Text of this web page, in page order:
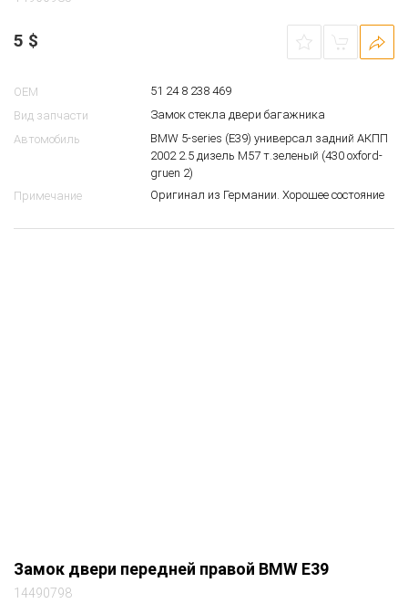
5 $
OEM
51 24 8 238 469
Вид запчасти
Замок стекла двери багажника
Автомобиль
BMW 5-series (E39) универсал задний АКПП
2002 2.5 дизель M57 т.зеленый (430 oxford-
gruen 2)
Примечание
Оригинал из Германии. Хорошее состояние
Замок двери передней правой BMW E39
14490798